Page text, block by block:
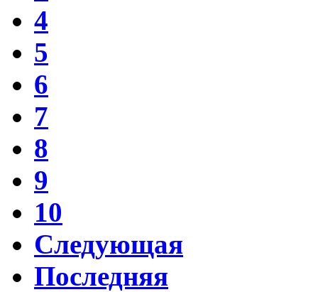
4
5
6
7
8
9
10
Следующая
Последняя